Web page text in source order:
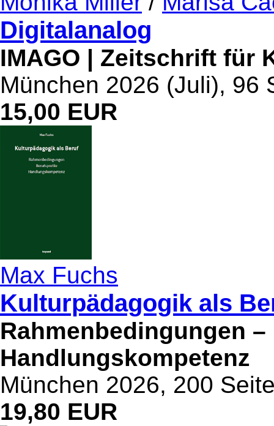
Digitalanalog
IMAGO | Zeitschrift für
München 2026 (Juli), 96
15,00 EUR
Max Fuchs
Kulturpädagogik als
Rahmenbedingungen
Handlungskompetenz
München 2026, 200
19,80 EUR